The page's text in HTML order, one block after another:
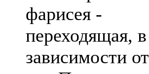
фарисея -
переходящая, в
зависимости от